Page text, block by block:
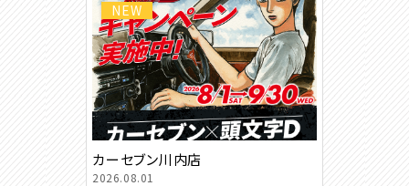
NEW
カーセブン川内店
2026.08.01